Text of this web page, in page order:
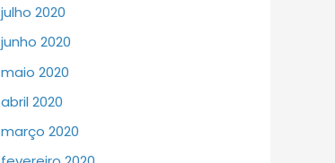
julho 2020
junho 2020
maio 2020
abril 2020
março 2020